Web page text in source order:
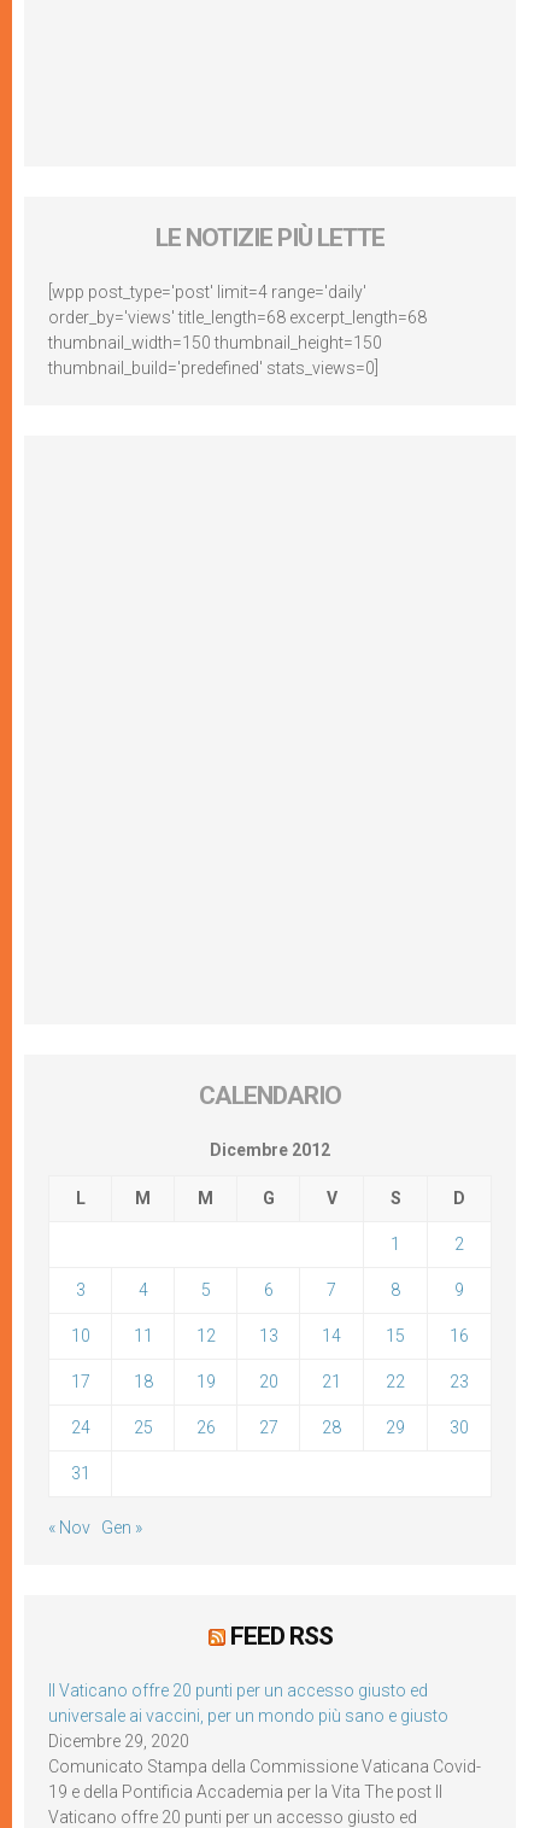
LE NOTIZIE PIÙ LETTE
[wpp post_type='post' limit=4 range='daily'
order_by='views' title_length=68 excerpt_length=68
thumbnail_width=150 thumbnail_height=150
thumbnail_build='predefined' stats_views=0]
CALENDARIO
Dicembre 2012
L M M G V S D
1 2
3 4 5 6 7 8 9
10 11 12 13 14 15 16
17 18 19 20 21 22 23
24 25 26 27 28 29 30
31
« Nov Gen »
FEED RSS
Il Vaticano offre 20 punti per un accesso giusto ed
universale ai vaccini, per un mondo più sano e giusto
Dicembre 29, 2020
Comunicato Stampa della Commissione Vaticana Covid-
19 e della Pontificia Accademia per la Vita The post Il
Vaticano offre 20 punti per un accesso giusto ed